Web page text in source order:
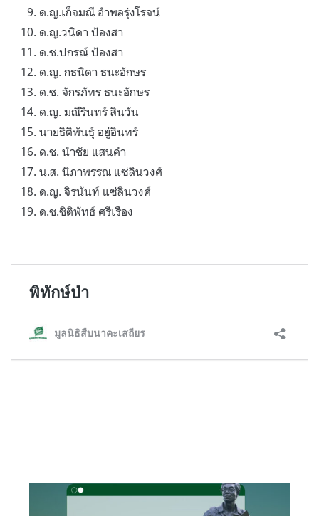
ด.ญ.เก็จมณี อำพลรุ่งโรจน์
ด.ญ.วนิดา ป้องสา
ด.ช.ปกรณ์ ป้องสา
ด.ญ. กธนิดา ธนะอักษร
ด.ช. จักรภัทร ธนะอักษร
ด.ญ. มณีรินทร์ สินวัน
นายธิติพันธุ์ อยู่อินทร์
ด.ช. นำชัย แสนคำ
น.ส. นิภาพรรณ แซ่ลินวงศ์
ด.ญ. จิรนันท์ แซ่ลินวงศ์
ด.ช.ชิติพัทธ์ ศรีเรือง